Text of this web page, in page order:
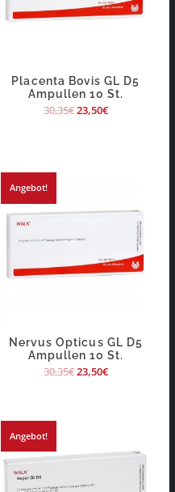
Placenta Bovis GL D5
Ampullen 10 St.
30,35€23,50€
Angebot!
Nervus Opticus GL D5
Ampullen 10 St.
30,35€23,50€
Angebot!